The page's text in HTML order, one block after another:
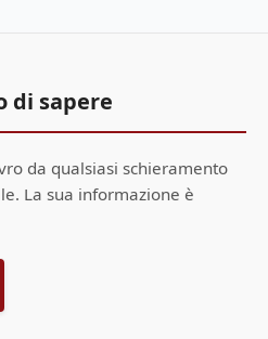
di sapere
da qualsiasi schieramento
La sua informazione è